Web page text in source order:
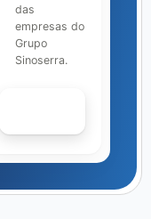
das
empresas do
Grupo
Sinoserra.